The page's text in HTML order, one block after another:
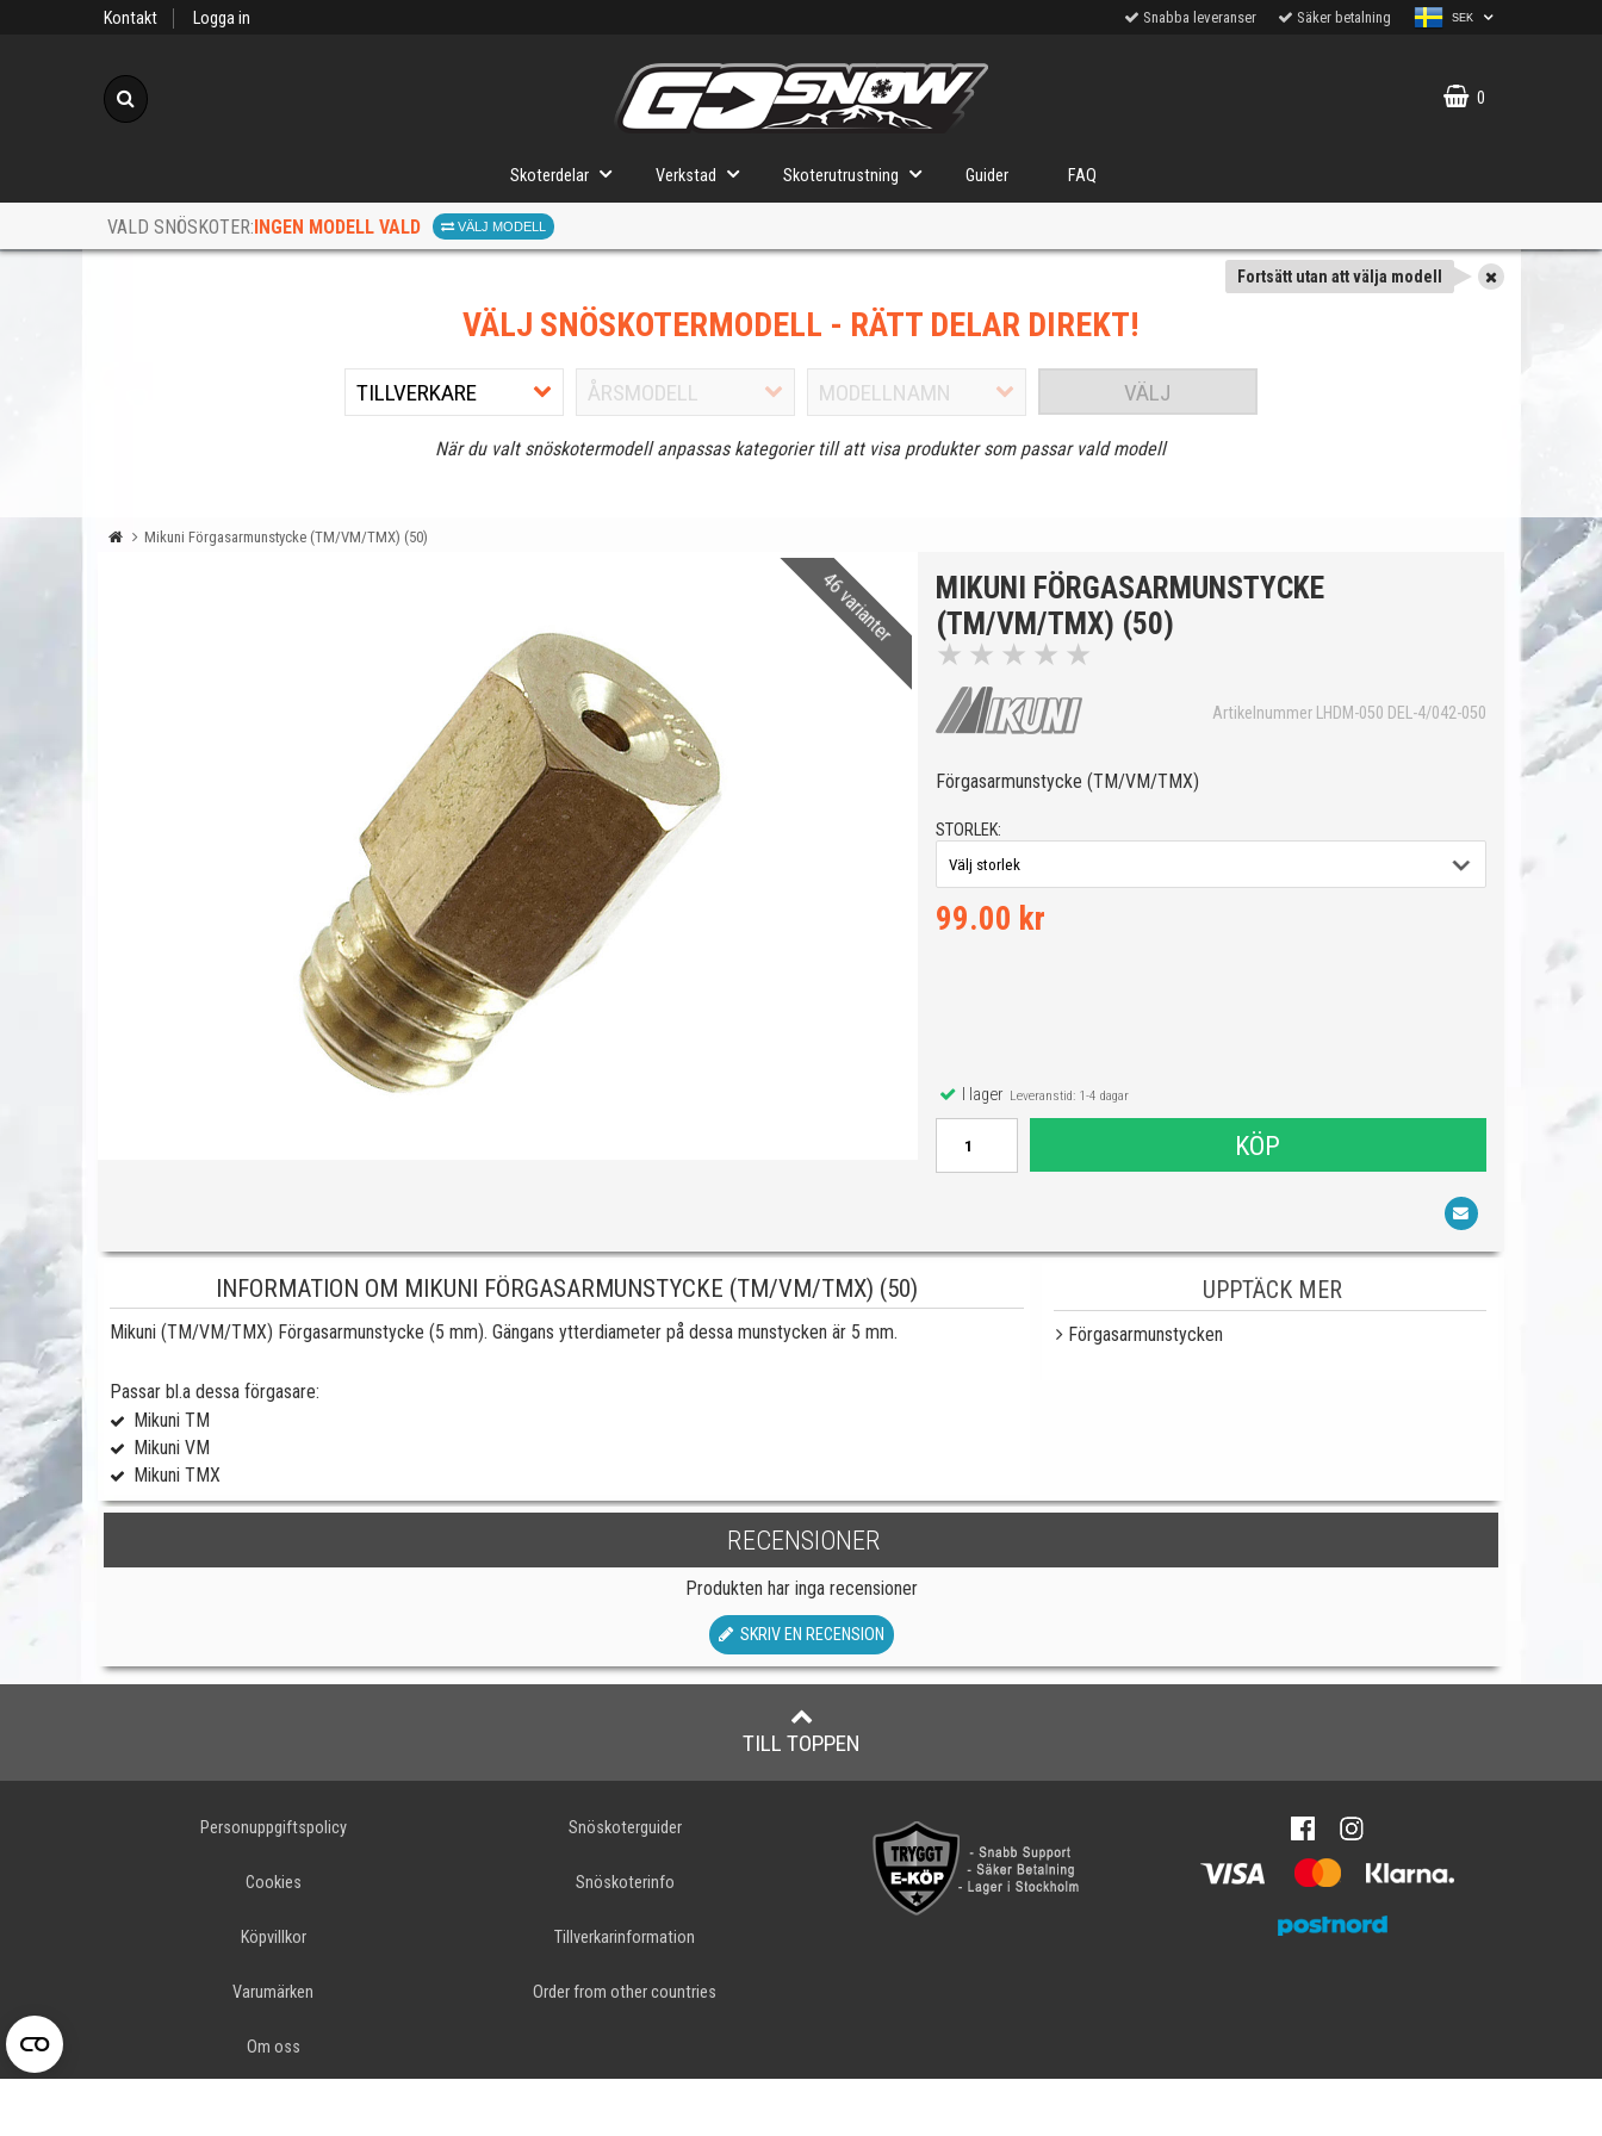
Kontakt Logga in Snabba leveranser Säker betalning SEK
0
Skoterdelar Verkstad Skoterutrustning Guider FAQ
VALD SNÖSKOTER:INGEN MODELL VALD VÄLJ MODELL
Fortsätt utan att välja modell
VÄLJ SNÖSKOTERMODELL - RÄTT DELAR DIREKT!
VÄLJ
När du valt snöskotermodell anpassas kategorier till att visa produkter som passar vald modell
Mikuni Förgasarmunstycke (TM/VM/TMX) (50)
46 varianter
MIKUNI FÖRGASARMUNSTYCKE
(TM/VM/TMX) (50)
★ ★ ★ ★ ★
Artikelnummer LHDM-050 DEL-4/042-050
Förgasarmunstycke (TM/VM/TMX)
STORLEK:
99.00 kr
I lagerLeveranstid: 1-4 dagar
KÖP
INFORMATION OM MIKUNI FÖRGASARMUNSTYCKE (TM/VM/TMX) (50)
Mikuni (TM/VM/TMX) Förgasarmunstycke (5 mm). Gängans ytterdiameter på dessa munstycken är 5 mm.
Passar bl.a dessa förgasare:
Mikuni TM
Mikuni VM
Mikuni TMX
UPPTÄCK MER
Förgasarmunstycken
RECENSIONER
Produkten har inga recensioner
SKRIV EN RECENSION
TILL TOPPEN
Personuppgiftspolicy
Cookies
Köpvillkor
Varumärken
Om oss
Snöskoterguider
Snöskoterinfo
Tillverkarinformation
Order from other countries